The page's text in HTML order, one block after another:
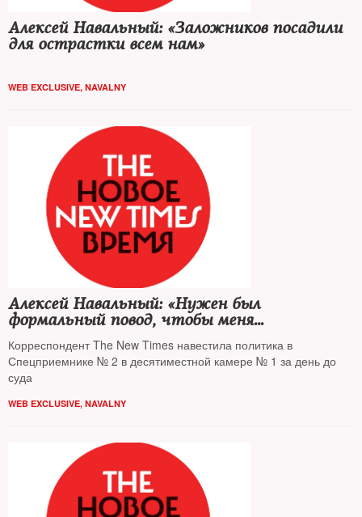
Алексей Навальный: «Заложников посадили
для острастки всем нам»
WEB EXCLUSIVE, NAVALNY
Алексей Навальный: «Нужен был
формальный повод, чтобы меня
арестовать»
Корреспондент The New Times навестила политика в
Спецприемнике № 2 в десятиместной камере № 1 за день до
суда
WEB EXCLUSIVE, NAVALNY